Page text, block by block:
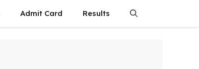
Admit Card Results